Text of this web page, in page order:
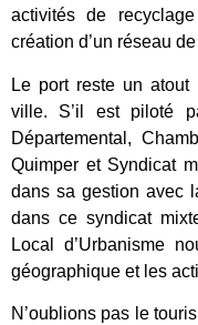
activités de
création d’un réseau
Le port reste un atout
ville. S’il est piloté
Départemental,
Quimper et Syndicat
dans sa gestion avec
dans ce syndicat
Local d’Urbanisme
géographique et les
N’oublions pas le